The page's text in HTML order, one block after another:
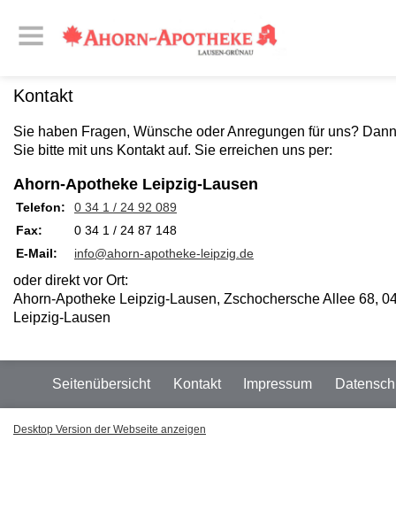
Kontakt
Sie haben Fragen, Wünsche oder Anregungen für uns?
Sie bitte mit uns Kontakt auf. Sie erreichen uns per:
Ahorn-Apotheke Leipzig-Lausen
Telefon:
0 34 1 / 24 92 089
Fax:
0 34 1 / 24 87 148
E-Mail:
info@ahorn-apotheke-leipzig.de
oder direkt vor Ort:
Ahorn-Apotheke Leipzig-Lausen, Zschochersche Allee 68,
Leipzig-Lausen
Seitenübersicht Kontakt Impressum
Desktop Version der Webseite anzeigen